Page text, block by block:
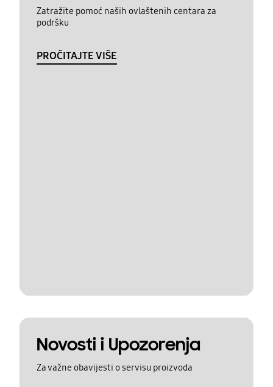
Zatražite pomoć naših ovlaštenih centara za
podršku
PROČITAJTE VIŠE
Novosti i Upozorenja
Za važne obavijesti o servisu proizvoda